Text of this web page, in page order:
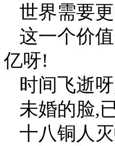
世界需要
这一个价
亿呀!
时间飞逝
未婚的脸,
十八铜人